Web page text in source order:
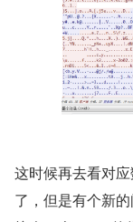
这时候再去看对
了，但是有个新